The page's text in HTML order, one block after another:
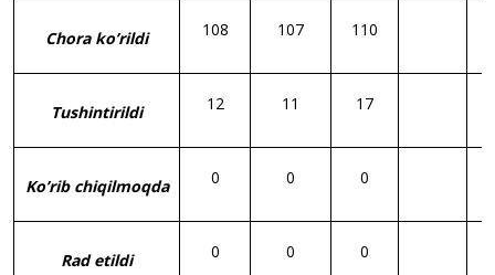
Chora ko’rildi 108 107 110
Tushintirildi 12 11 17
Ko’rib chiqilmoqda 0 0 0
Rad etildi 0 0 0